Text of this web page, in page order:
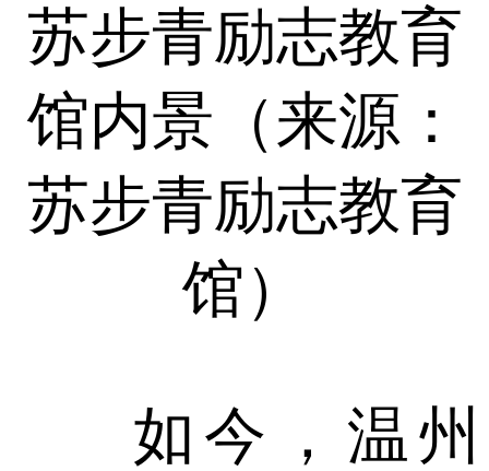
苏步青励志教育
馆内景（来源：
苏步青励志教育
馆）
如今，温州